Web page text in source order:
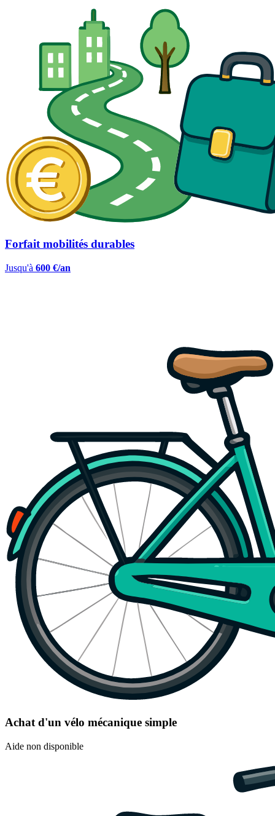
Forfait mobilités durables
Jusqu'à 600 €/an
Achat d'un vélo mécanique simple
Aide non disponible